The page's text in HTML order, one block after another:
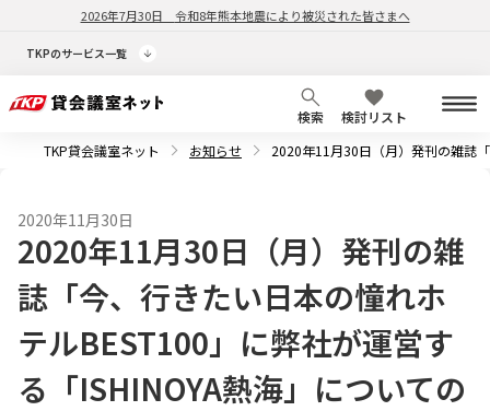
2026年7月30日 令和8年熊本地震により被災された皆さまへ
TKPのサービス一覧
検索
検討リスト
TKP貸会議室ネット
お知らせ 2020年11月30日（月）発刊の雑誌
2020年11月30日
2020年11月30日（月）発刊の雑
誌「今、行きたい日本の憧れホ
テルBEST100」に弊社が運営す
る「ISHINOYA熱海」についての